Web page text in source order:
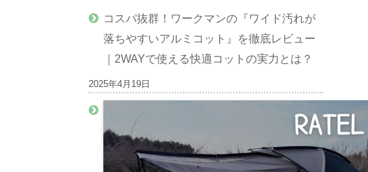
コスパ抜群！ワークマンの『ワイド汚れが
落ちやすいアルミコット』を徹底レビュー
｜2WAYで使える快適コットの実力とは？
2025年4月19日